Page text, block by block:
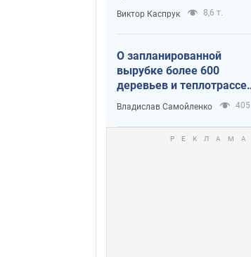
Виктор Каспрук 8,6 т.
О запланированной
вырубке более 600
деревьев и теплотрассе:
что происходит на
Теремках в Киеве
Владислав Самойленко 405